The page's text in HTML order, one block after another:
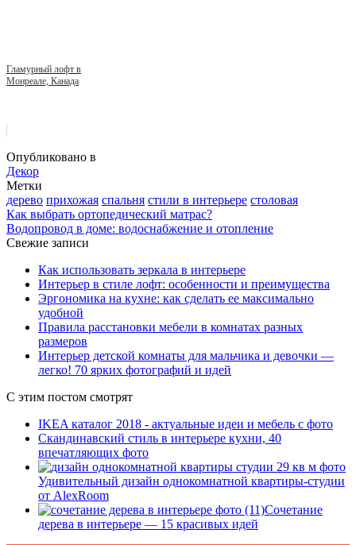
Гламурный лофт в
Монреале, Канада
Опубликовано в
Декор
Метки
дерево прихожая спальня стили в интерьере столовая
Как выбрать ортопедический матрас?
Водопровод в доме: водоснабжение и отопление
Свежие записи
Как использовать зеркала в интерьере
Интерьер в стиле лофт: особенности и преимущества
Эргономика на кухне: как сделать ее максимально
удобной
Правила расстановки мебели в комнатах разных
размеров
Интерьер детской комнаты для мальчика и девочки —
легко! 70 ярких фотографий и идей
С этим постом смотрят
IKEA каталог 2018 - актуальные идеи и мебель с фото
Скандинавский стиль в интерьере кухни, 40
впечатляющих фото
Удивительный дизайн однокомнатной квартиры-студии
от AlexRoom
Сочетание
дерева в интерьере — 15 красивых идей